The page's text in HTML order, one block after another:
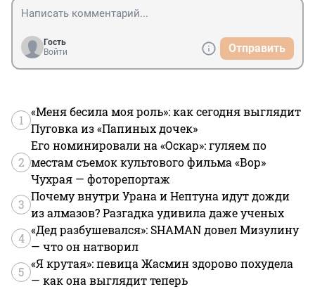
Гость
Войти
Отправить
1
«Меня бесила моя роль»: как сегодня выглядит
Пуговка из «Папиных дочек»
2
Его номинировали на «Оскар»: гуляем по
местам съемок культового фильма «Вор»
Чухрая — фоторепортаж
3
Почему внутри Урана и Нептуна идут дожди
из алмазов? Разгадка удивила даже ученых
4
«Дед разбушевался»: SHAMAN довел Мизулину
— что он натворил
5
«Я крутая»: певица Жасмин здорово похудела
— как она выглядит теперь